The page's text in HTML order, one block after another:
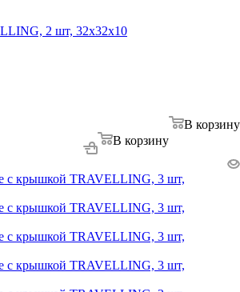
2 шт, 32х32х10
В корзину
В корзину